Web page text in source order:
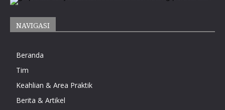
NAVIGASI
Beranda
Tim
Keahlian & Area Praktik
Berita & Artikel